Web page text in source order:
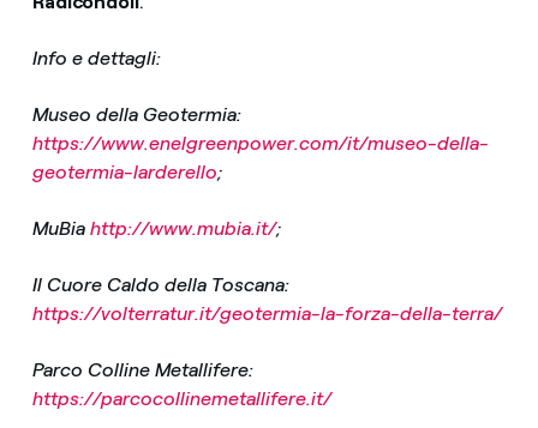
Info e dettagli:
Museo della Geotermia:
https://www.enelgreenpower.com/it/museo-della-
geotermia-larderello;
MuBia http://www.mubia.it/;
Il Cuore Caldo della Toscana:
https://volterratur.it/geotermia-la-forza-della-terra/
Parco Colline Metallifere:
https://parcocollinemetallifere.it/